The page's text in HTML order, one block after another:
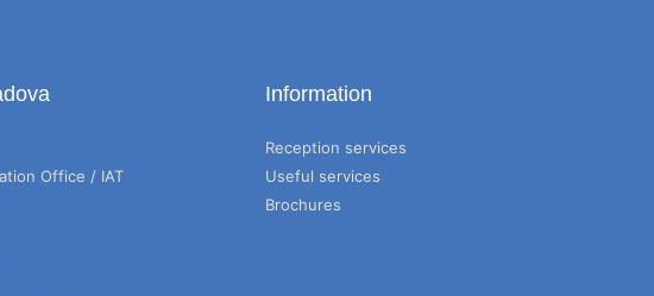
Office / IAT
Information
Reception services
Useful services
Brochures